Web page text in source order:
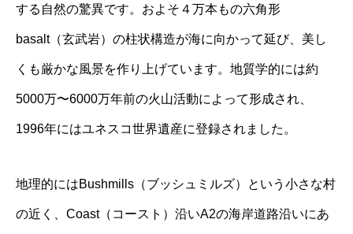
する自然の驚異です。およそ４万本もの六角形
basalt（玄武岩）の柱状構造が海に向かって延び、美し
くも厳かな風景を作り上げています。地質学的には約
5000万〜6000万年前の火山活動によって形成され、
1996年にはユネスコ世界遺産に登録されました。
地理的にはBushmills（ブッシュミルズ）という小さな村
の近く、Coast（コースト）沿いA2の海岸道路沿いにあ